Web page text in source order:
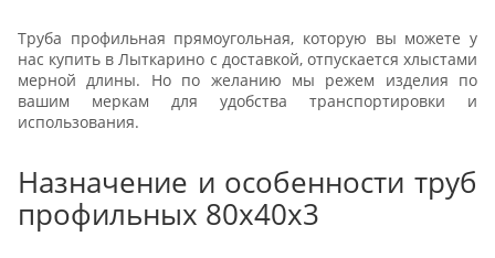
Труба профильная прямоугольная, которую вы можете у
нас купить в Лыткарино с доставкой, отпускается хлыстами
мерной длины. Но по желанию мы режем изделия по
вашим меркам для удобства транспортировки и
использования.
Назначение и особенности труб
профильных 80х40х3